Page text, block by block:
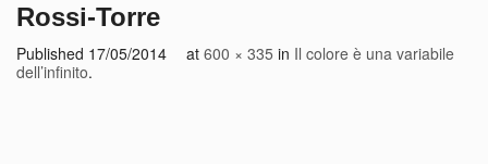
Rossi-Torre
Published 17/05/2014 at 600 × 335 in Il colore è una variabile
dell’infinito.